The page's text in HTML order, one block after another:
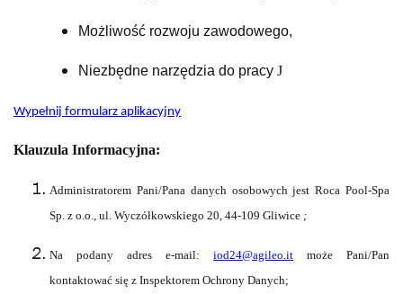
Możliwość rozwoju zawodowego,
Niezbędne narzędzia do pracy J
Wypełnij formularz aplikacyjny
Klauzula Informacyjna:
Administratorem Pani/Pana danych osobowych jest Roca Pool-Spa
Sp. z o.o., ul. Wyczółkowskiego 20, 44-109 Gliwice ;
Na podany adres e-mail: iod24@agileo.it może Pani/Pan
kontaktować się z Inspektorem Ochrony Danych;